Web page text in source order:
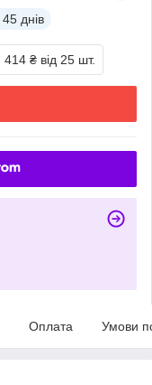
45 днів
414 ₴ від 25 шт.
Оплата Умови